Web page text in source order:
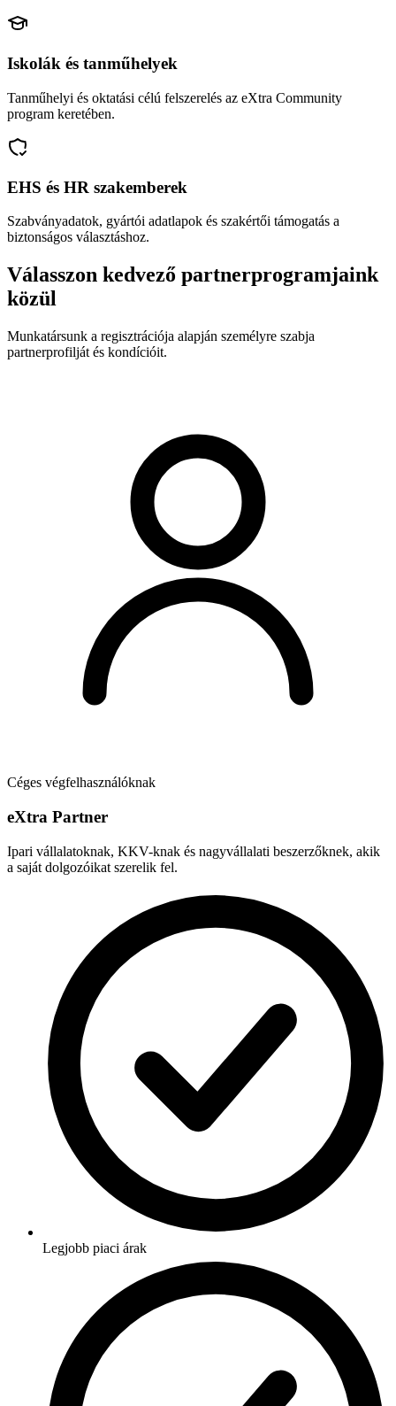
Iskolák és tanműhelyek
Tanműhelyi és oktatási célú felszerelés az eXtra Community
program keretében.
EHS és HR szakemberek
Szabványadatok, gyártói adatlapok és szakértői támogatás a
biztonságos választáshoz.
Válasszon kedvező partnerprogramjaink
közül
Munkatársunk a regisztrációja alapján személyre szabja
partnerprofilját és kondícióit.
Céges végfelhasználóknak
eXtra Partner
Ipari vállalatoknak, KKV-knak és nagyvállalati beszerzőknek, akik
a saját dolgozóikat szerelik fel.
Legjobb piaci árak